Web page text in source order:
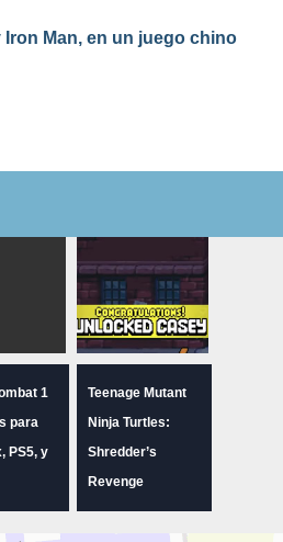
Iron Man, en un juego chino
1
para
PS5, y
Teenage Mutant
Ninja Turtles:
Shredder’s
Revenge